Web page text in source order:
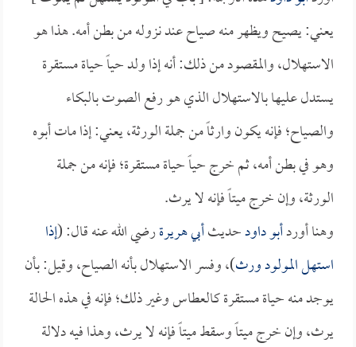
يعني: يصيح ويظهر منه صياح عند نزوله من بطن أمه. هذا هو
الاستهلال، والمقصود من ذلك: أنه إذا ولد حياً حياة مستقرة
يستدل عليها بالاستهلال الذي هو رفع الصوت بالبكاء
والصياح؛ فإنه يكون وارثاً من جملة الورثة، يعني: إذا مات أبوه
وهو في بطن أمه، ثم خرج حياً حياة مستقرة؛ فإنه من جملة
الورثة، وإن خرج ميتاً فإنه لا يرث.
وهنا أوردأبو داودحديثأبي هريرةرضي الله عنه قال: (إذا
استهل المولود ورث)، وفسر الاستهلال بأنه الصياح، وقيل: بأن
يوجد منه حياة مستقرة كالعطاس وغير ذلك؛ فإنه في هذه الحالة
يرث، وإن خرج ميتاً وسقط ميتاً فإنه لا يرث، وهذا فيه دلالة